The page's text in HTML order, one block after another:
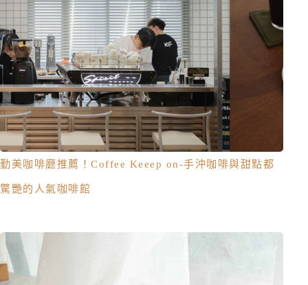
勤美咖啡廳推薦！Coffee Keeep on-手沖咖啡與甜點都
驚艷的人氣咖啡館